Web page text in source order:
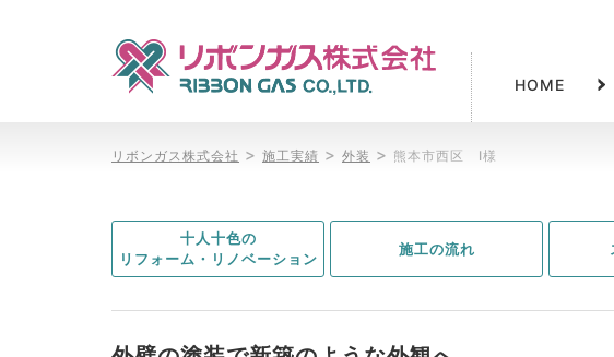
HOME
リボンガス株式会社 > 施工実績 > 外装 > 熊本市西区 I様
十人十色の
リフォーム・リノベーション
施工の流れ